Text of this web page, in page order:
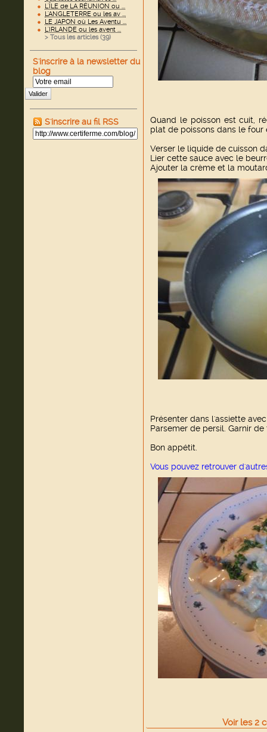
L'ÎLE de LA RÉUNION ou ...
L'ANGLETERRE ou les av ...
LE JAPON où Les Aventu ...
L'IRLANDE ou les avent ...
> Tous les articles (39)
S'inscrire à la newsletter du
blog
Valider
S'inscrire au fil RSS
Quand le poisson est cuit,
plat de poissons dans le four
Verser le liquide de cuisson
Lier cette sauce avec le
Ajouter la crème et la
Présenter dans l'assiette
Parsemer de persil. Garnir
Bon appétit.
Vous pouvez retrouver
Voir les2